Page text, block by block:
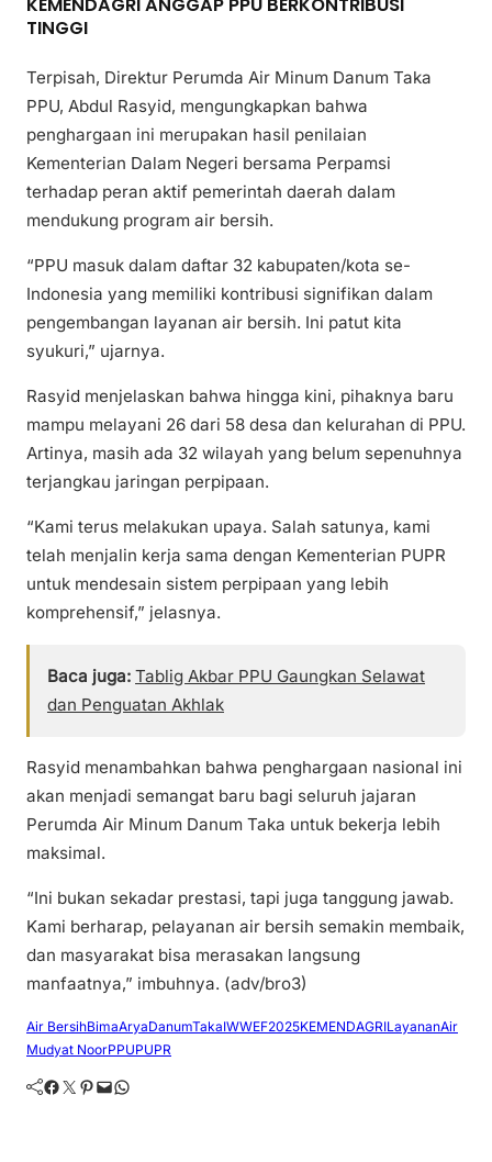
KEMENDAGRI ANGGAP PPU BERKONTRIBUSI
TINGGI
Terpisah, Direktur Perumda Air Minum Danum Taka
PPU, Abdul Rasyid, mengungkapkan bahwa
penghargaan ini merupakan hasil penilaian
Kementerian Dalam Negeri bersama Perpamsi
terhadap peran aktif pemerintah daerah dalam
mendukung program air bersih.
“PPU masuk dalam daftar 32 kabupaten/kota se-
Indonesia yang memiliki kontribusi signifikan dalam
pengembangan layanan air bersih. Ini patut kita
syukuri,” ujarnya.
Rasyid menjelaskan bahwa hingga kini, pihaknya baru
mampu melayani 26 dari 58 desa dan kelurahan di PPU.
Artinya, masih ada 32 wilayah yang belum sepenuhnya
terjangkau jaringan perpipaan.
“Kami terus melakukan upaya. Salah satunya, kami
telah menjalin kerja sama dengan Kementerian PUPR
untuk mendesain sistem perpipaan yang lebih
komprehensif,” jelasnya.
Baca juga: Tablig Akbar PPU Gaungkan Selawat
dan Penguatan Akhlak
Rasyid menambahkan bahwa penghargaan nasional ini
akan menjadi semangat baru bagi seluruh jajaran
Perumda Air Minum Danum Taka untuk bekerja lebih
maksimal.
“Ini bukan sekadar prestasi, tapi juga tanggung jawab.
Kami berharap, pelayanan air bersih semakin membaik,
dan masyarakat bisa merasakan langsung
manfaatnya,” imbuhnya. (adv/bro3)
Air BersihBimaAryaDanumTakaIWWEF2025KEMENDAGRILayananAir
Mudyat NoorPPUPUPR
Facebook Twitter Pinterest Mail WhatsApp